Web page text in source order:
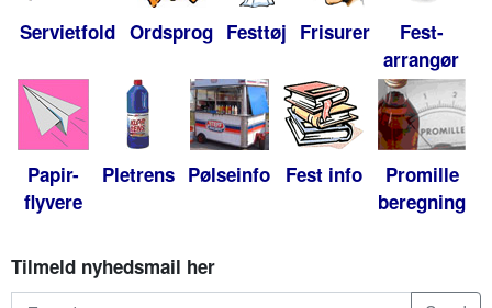
Servietfold Ordsprog Festtøj Frisurer
Fest-
arrangør
Papir-
flyvere
Pletrens Pølseinfo Fest info
Promille
beregning
Tilmeld nyhedsmail her